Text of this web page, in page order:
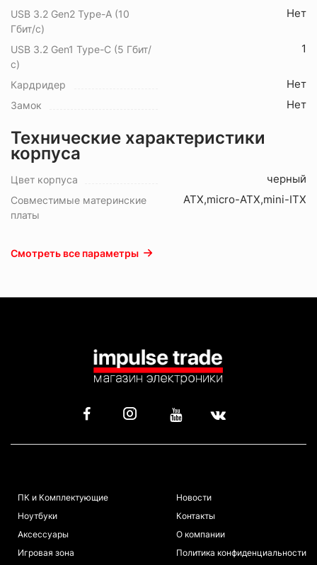
USB 3.2 Gen2 Type-A (10
Гбит/с)
Нет
USB 3.2 Gen1 Type-C (5 Гбит/
с)
1
Кардридер Нет
Замок Нет
Технические характеристики
корпуса
Цвет корпуса черный
Совместимые материнские
платы
ATX,micro-ATX,mini-ITX
Смотреть все параметры
ПК и Комплектующие
Ноутбуки
Аксессуары
Игровая зона
Новости
Контакты
О компании
Политика конфиденциальности